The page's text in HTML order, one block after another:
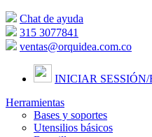
Chat de ayuda
315 3077841
ventas@orquidea.com.co
INICIAR SESSIÓN/
Herramientas
Bases y soportes
Utensilios básicos